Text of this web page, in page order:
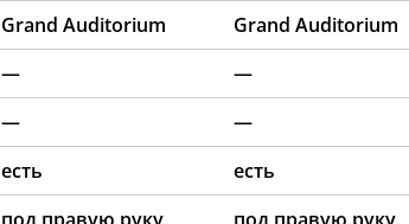
Grand Auditorium Grand Auditorium
— —
— —
есть есть